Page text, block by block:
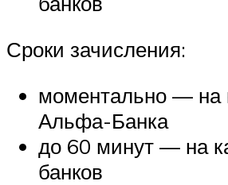
Сроки зачисления:
моментально — на
Альфа-Банка
до 60 минут — на
банков